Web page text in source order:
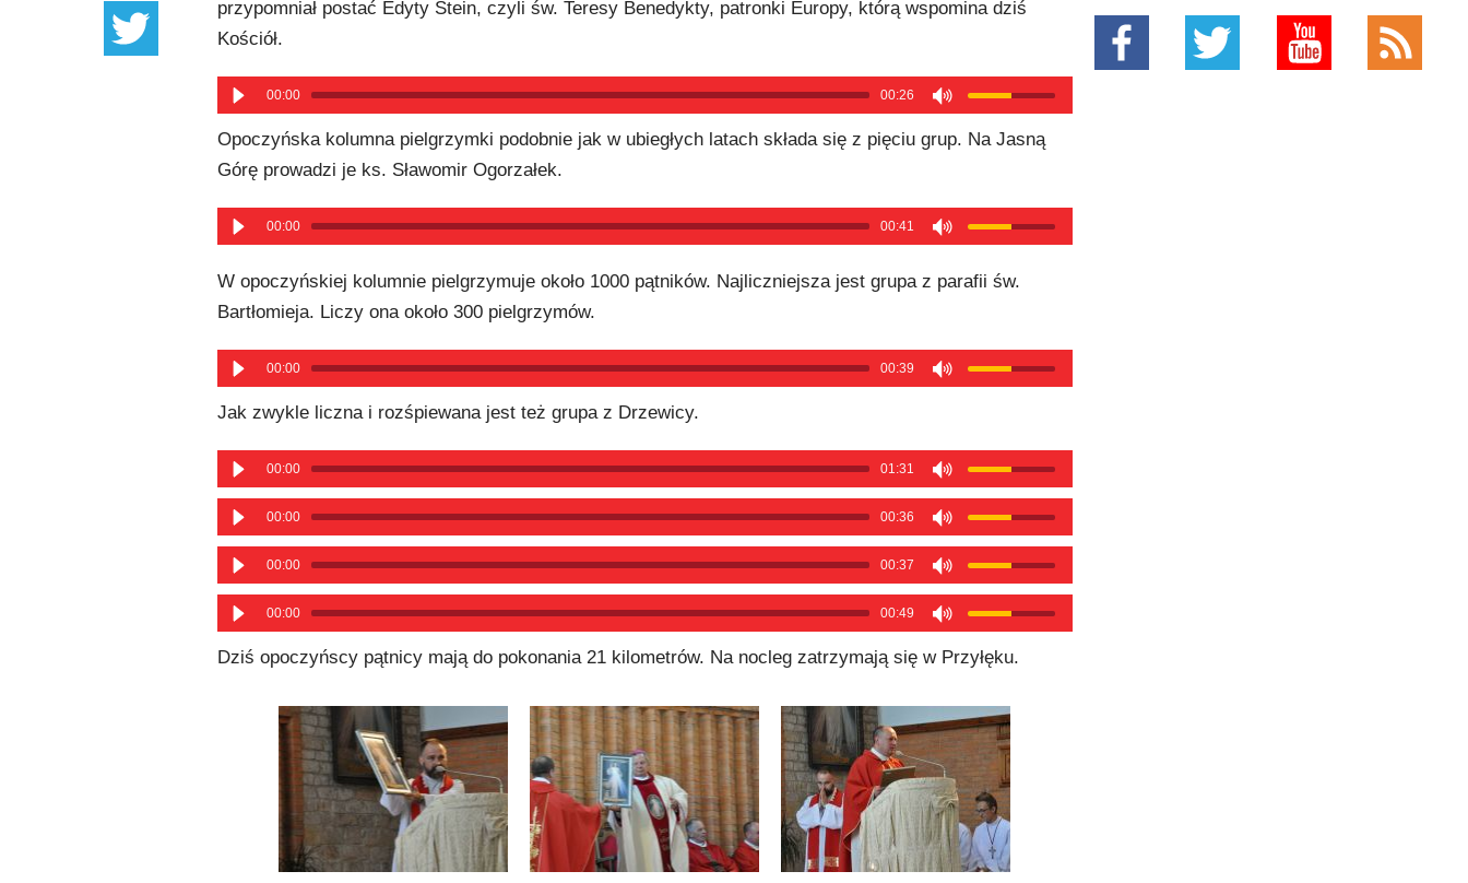
przypomniał postać Edyty Stein, czyli św. Teresy Benedykty, patronki Europy, którą wspomina dziś
Kościół.
00:00 00:26
Opoczyńska kolumna pielgrzymki podobnie jak w ubiegłych latach składa się z pięciu grup. Na Jasną
Górę prowadzi je ks. Sławomir Ogorzałek.
00:00 00:41
W opoczyńskiej kolumnie pielgrzymuje około 1000 pątników. Najliczniejsza jest grupa z parafii św.
Bartłomieja. Liczy ona około 300 pielgrzymów.
00:00 00:39
Jak zwykle liczna i rozśpiewana jest też grupa z Drzewicy.
00:00 01:31
00:00 00:36
00:00 00:37
00:00 00:49
Dziś opoczyńscy pątnicy mają do pokonania 21 kilometrów. Na nocleg zatrzymają się w Przyłęku.